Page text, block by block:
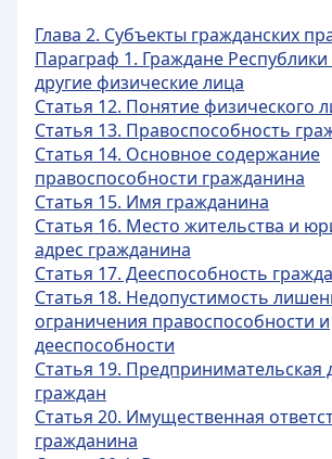
Глава 2. Субъекты гражданских
Параграф 1. Граждане Республики
другие физические лица
Статья 12. Понятие физического
Статья 13. Правоспособность
Статья 14. Основное содержание
правоспособности гражданина
Статья 15. Имя гражданина
Статья 16. Место жительства и
адрес гражданина
Статья 17. Дееспособность
Статья 18. Недопустимость
ограничения правоспособности и
дееспособности
Статья 19. Предпринимательская
граждан
Статья 20. Имущественная
гражданина